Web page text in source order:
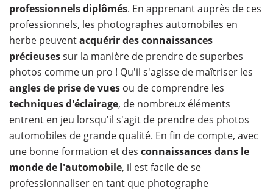
professionnels diplômés. En apprenant auprès de ces
professionnels, les photographes automobiles en
herbe peuventacquérir des connaissances
précieusessur la manière de prendre de superbes
photos comme un pro ! Qu'il s'agisse de maîtriser les
angles de prise de vues ou de comprendre les
techniques d'éclairage, de nombreux éléments
entrent en jeu lorsqu'il s'agit de prendre des photos
automobiles de grande qualité. En fin de compte, avec
une bonne formation et des connaissances dans le
monde de l'automobile, il est facile de se
professionnaliser en tant que photographe